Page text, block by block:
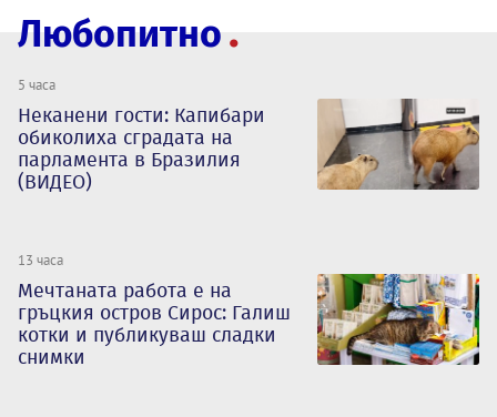
Любопитно
5 часа
Неканени гости: Капибари
обиколиха сградата на
парламента в Бразилия
(ВИДЕО)
13 часа
Мечтаната работа е на
гръцкия остров Сирос: Галиш
котки и публикуваш сладки
снимки